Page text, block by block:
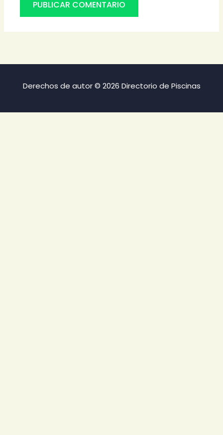
Derechos de autor © 2026 Directorio de Piscinas